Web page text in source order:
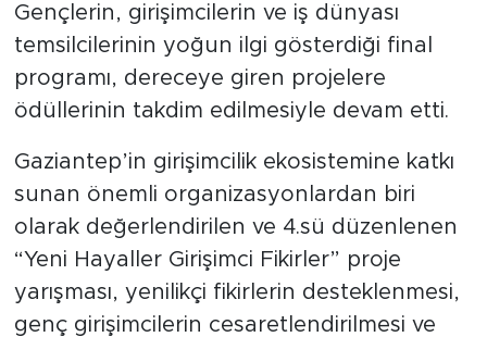
Gençlerin, girişimcilerin ve iş dünyası
temsilcilerinin yoğun ilgi gösterdiği final
programı, dereceye giren projelere
ödüllerinin takdim edilmesiyle devam etti.
Gaziantep’in girişimcilik ekosistemine katkı
sunan önemli organizasyonlardan biri
olarak değerlendirilen ve 4.sü düzenlenen
“Yeni Hayaller Girişimci Fikirler” proje
yarışması, yenilikçi fikirlerin desteklenmesi,
genç girişimcilerin cesaretlendirilmesi ve